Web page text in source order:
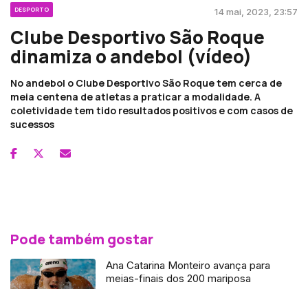
DESPORTO 14 mai, 2023, 23:57
Clube Desportivo São Roque
dinamiza o andebol (vídeo)
No andebol o Clube Desportivo São Roque tem cerca de
meia centena de atletas a praticar a modalidade. A
coletividade tem tido resultados positivos e com casos de
sucessos
Pode também gostar
Ana Catarina Monteiro avança para
meias-finais dos 200 mariposa